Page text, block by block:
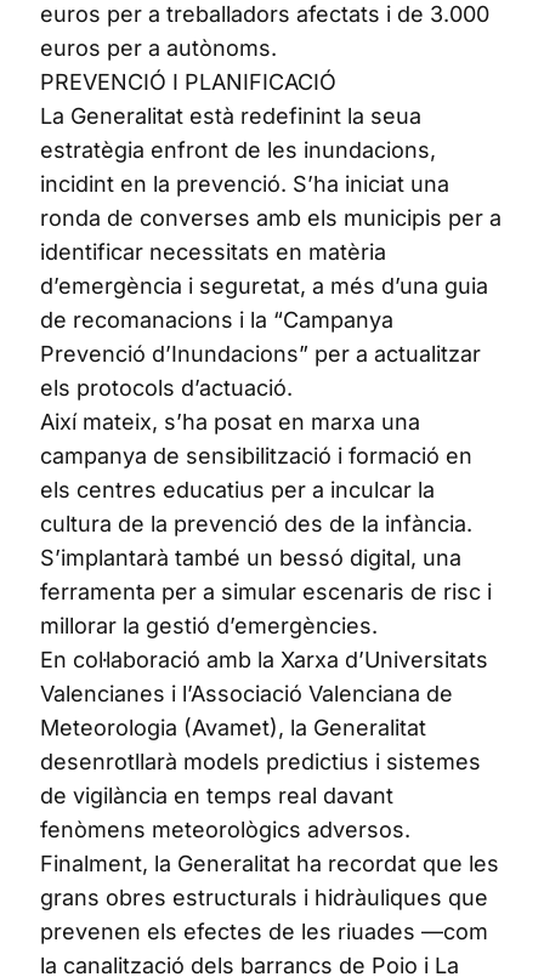
euros per a treballadors afectats i de 3.000
euros per a autònoms.
PREVENCIÓ I PLANIFICACIÓ
La Generalitat està redefinint la seua
estratègia enfront de les inundacions,
incidint en la prevenció. S’ha iniciat una
ronda de converses amb els municipis per a
identificar necessitats en matèria
d’emergència i seguretat, a més d’una guia
de recomanacions i la “Campanya
Prevenció d’Inundacions” per a actualitzar
els protocols d’actuació.
Així mateix, s’ha posat en marxa una
campanya de sensibilització i formació en
els centres educatius per a inculcar la
cultura de la prevenció des de la infància.
S’implantarà també un bessó digital, una
ferramenta per a simular escenaris de risc i
millorar la gestió d’emergències.
En col·laboració amb la Xarxa d’Universitats
Valencianes i l’Associació Valenciana de
Meteorologia (Avamet), la Generalitat
desenrotllarà models predictius i sistemes
de vigilància en temps real davant
fenòmens meteorològics adversos.
Finalment, la Generalitat ha recordat que les
grans obres estructurals i hidràuliques que
prevenen els efectes de les riuades —com
la canalització dels barrancs de Poio i La